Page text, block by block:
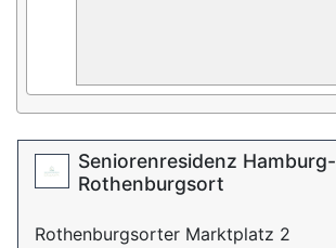
Seniorenresidenz Hamburg-
Rothenburgsort
Rothenburgsorter Marktplatz 2